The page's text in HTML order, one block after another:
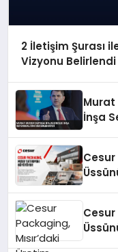
2 İletişim Şurası
Vizyonu Belirlendi
Murat
İnşa
Cesur
Cesur